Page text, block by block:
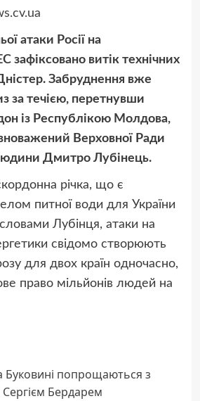
атаки Росії на
зафіксовано витік технічних
Забруднення вже
за течією, перетнувши
із Республікою Молдова,
Верховної Ради
Дмитро Лубінець.
річка, що є
питної води для України
Лубінця, атаки на
свідомо створюють
для двох країн одночасно,
право мільйонів людей на
Буковині попрощаються з
Бердарем